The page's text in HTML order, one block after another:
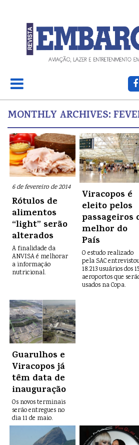
MONTHLY ARCHIVES:
6 de fevereiro de 2014
Rótulos de
alimentos
“light” serão
alterados
A finalidade da
ANVISA é melhorar
a informação
nutricional.
Viracopos é
eleito pelos
passageiros
melhor do
País
O estudo realizado
pela SAC
18.213 usuários dos 15
aeroportos que
usados na Copa.
Guarulhos e
Viracopos já
têm data de
inauguração
Os novos terminais
serão entregues no
dia 11 de maio.